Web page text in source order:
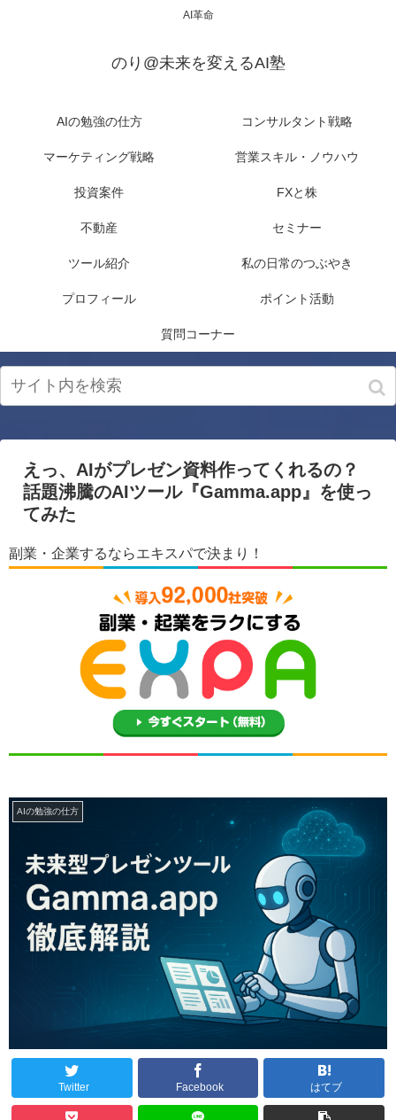
AI革命
のり@未来を変えるAI塾
AIの勉強の仕方 コンサルタント戦略
マーケティング戦略 営業スキル・ノウハウ
投資案件 FXと株
不動産 セミナー
ツール紹介 私の日常のつぶやき
プロフィール ポイント活動
質問コーナー
えっ、AIがプレゼン資料作ってくれるの？
話題沸騰のAIツール『Gamma.app』を使っ
てみた
副業・企業するならエキスパで決まり！
AIの勉強の仕方
Twitter Facebook はてブ